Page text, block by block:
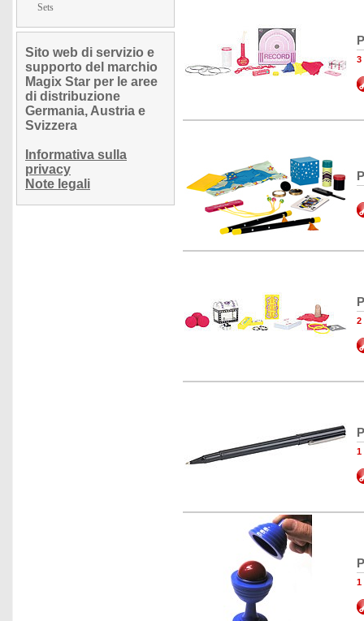
Sets
Sito web di servizio e
supporto del marchio
Magix Star per le aree
di distribuzione
Germania, Austria e
Svizzera
Informativa sulla
privacy
Note legali
3
2
1
1